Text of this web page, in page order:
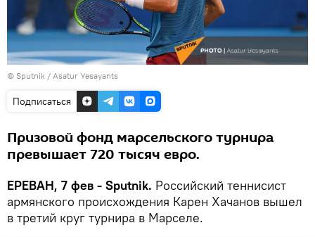
© Sputnik / Asatur Yesayants
Подписаться
Призовой фонд марсельского турнира
превышает 720 тысяч евро.
ЕРЕВАН, 7 фев - Sputnik. Российский теннисист
армянского происхождения Карен Хачанов вышел
в третий круг турнира в Марселе.